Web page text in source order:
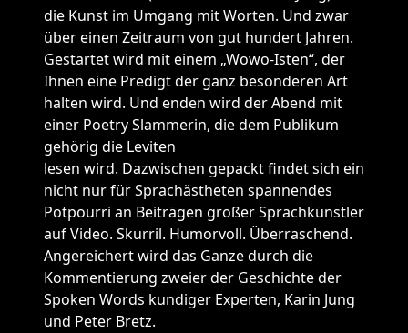
die Kunst im Umgang mit Worten. Und zwar
über einen Zeitraum von gut hundert Jahren.
Gestartet wird mit einem „Wowo-Isten“, der
Ihnen eine Predigt der ganz besonderen Art
halten wird. Und enden wird der Abend mit
einer Poetry Slammerin, die dem Publikum
gehörig die Leviten
lesen wird. Dazwischen gepackt findet sich ein
nicht nur für Sprachästheten spannendes
Potpourri an Beiträgen großer Sprachkünstler
auf Video. Skurril. Humorvoll. Überraschend.
Angereichert wird das Ganze durch die
Kommentierung zweier der Geschichte der
Spoken Words kundiger Experten, Karin Jung
und Peter Bretz.